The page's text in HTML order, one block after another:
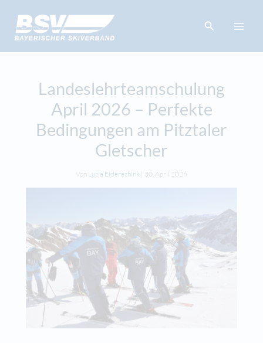
springen
Inhalt
springen
Suchen
Landeslehrteamschulung
April 2026 – Perfekte
Bedingungen am Pitztaler
Gletscher
Von Lucia Eidenschink 30. April 2026